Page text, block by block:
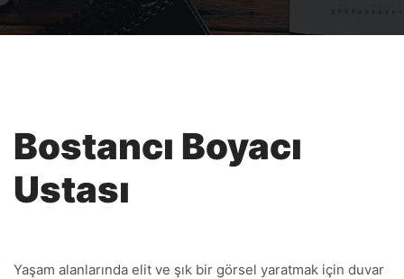
Bostancı Boyacı
Ustası
Yaşam alanlarında elit ve şık bir görsel yaratmak için duvar